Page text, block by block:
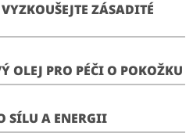
ZÁSADITÉ
PRO PÉČI O POKOŽKU
SÍLU A ENERGII